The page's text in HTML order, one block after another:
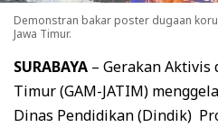
Demonstran bakar poster dugaan
Jawa Timur.
SURABAYA – Gerakan Aktivis
Timur (GAM-JATIM)
Dinas Pendidikan (Dindik)